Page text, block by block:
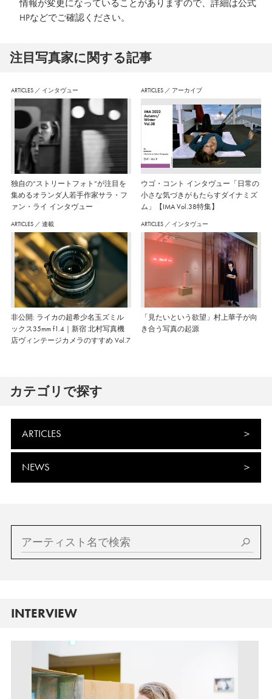
情報が変更になっていることがありますので、詳細は公式
HPなどでご確認ください。
注⽬写真家に関する記事
ARTICLES ／ インタヴュー
独自の“ストリートフォト”が注目を
集めるオランダ人若手作家サラ・フ
ァン・ライ インタヴュー
ARTICLES ／ アーカイブ
ウゴ・コント インタヴュー「日常の
小さな気づきがもたらすダイナミズ
ム」【IMA Vol.38特集】
ARTICLES ／ 連載
非公開: ライカの超希少名玉ズミル
ックス35mm f1.4｜新宿 北村写真機
店ヴィンテージカメラのすすめ Vol.7
ARTICLES ／ インタヴュー
「見たいという欲望」村上華子が向
き合う写真の起源
カテゴリで探す
ARTICLES
NEWS
INTERVIEW